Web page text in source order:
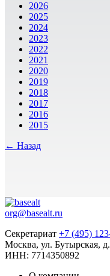
2026
2025
2024
2023
2022
2021
2020
2019
2018
2017
2016
2015
← Назад
org@basealt.ru
Секретариат +7 (495)
Москва, ул. Бутырская,
ИНН: 7714350892